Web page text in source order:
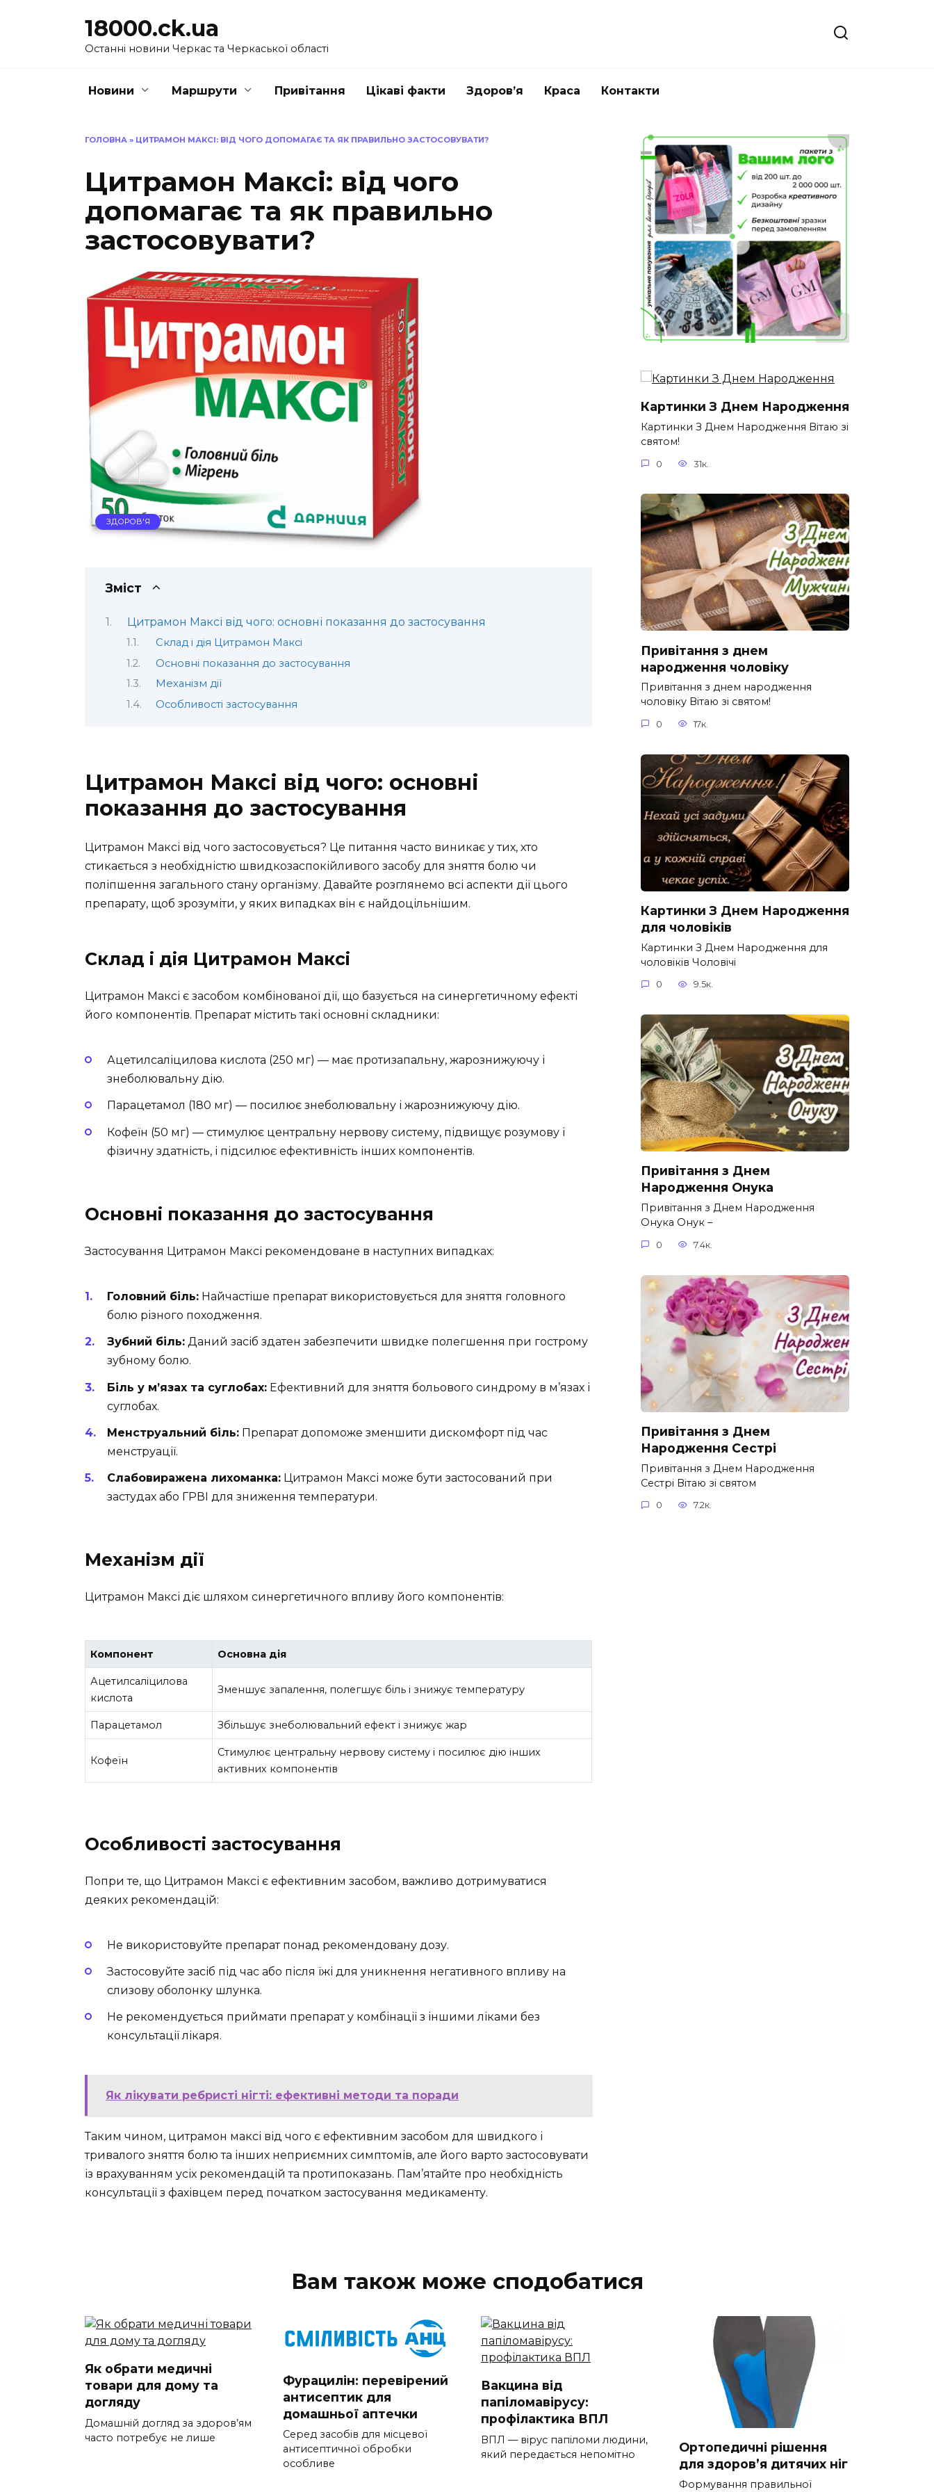
18000.ck.ua
Останні новини Черкас та Черкаської області
Новини Маршрути Привітання Цікаві факти Здоров’я Краса Контакти
ГОЛОВНА » ЦИТРАМОН МАКСІ: ВІД ЧОГО ДОПОМАГАЄ ТА ЯК ПРАВИЛЬНО ЗАСТОСОВУВАТИ?
Цитрамон Максі: від чого
допомагає та як правильно
застосовувати?
ЗДОРОВ'Я
Зміст
Цитрамон Максі від чого: основні показання до застосування
Склад і дія Цитрамон Максі
Основні показання до застосування
Механізм дії
Особливості застосування
Цитрамон Максі від чого: основні
показання до застосування
Цитрамон Максі від чого застосовується? Це питання часто виникає у тих, хто
стикається з необхідністю швидкозаспокійливого засобу для зняття болю чи
поліпшення загального стану організму. Давайте розглянемо всі аспекти дії цього
препарату, щоб зрозуміти, у яких випадках він є найдоцільнішим.
Склад і дія Цитрамон Максі
Цитрамон Максі є засобом комбінованої дії, що базується на синергетичному ефекті
його компонентів. Препарат містить такі основні складники:
Ацетилсаліцилова кислота (250 мг) — має протизапальну, жарознижуючу і
знеболювальну дію.
Парацетамол (180 мг) — посилює знеболювальну і жарознижуючу дію.
Кофеїн (50 мг) — стимулює центральну нервову систему, підвищує розумову і
фізичну здатність, і підсилює ефективність інших компонентів.
Основні показання до застосування
Застосування Цитрамон Максі рекомендоване в наступних випадках:
Головний біль: Найчастіше препарат використовується для зняття головного
болю різного походження.
Зубний біль: Даний засіб здатен забезпечити швидке полегшення при гострому
зубному болю.
Біль у м’язах та суглобах: Ефективний для зняття больового синдрому в м’язах і
суглобах.
Менструальний біль: Препарат допоможе зменшити дискомфорт під час
менструації.
Слабовиражена лихоманка: Цитрамон Максі може бути застосований при
застудах або ГРВІ для зниження температури.
Механізм дії
Цитрамон Максі діє шляхом синергетичного впливу його компонентів:
Компонент Основна дія
Ацетилсаліцилова
кислота
Зменшує запалення, полегшує біль і знижує температуру
Парацетамол Збільшує знеболювальний ефект і знижує жар
Кофеїн
Стимулює центральну нервову систему і посилює дію інших
активних компонентів
Особливості застосування
Попри те, що Цитрамон Максі є ефективним засобом, важливо дотримуватися
деяких рекомендацій:
Не використовуйте препарат понад рекомендовану дозу.
Застосовуйте засіб під час або після їжі для уникнення негативного впливу на
слизову оболонку шлунка.
Не рекомендується приймати препарат у комбінації з іншими ліками без
консультації лікаря.
Як лікувати ребристі нігті: ефективні методи та поради
Таким чином, цитрамон максі від чого є ефективним засобом для швидкого і
тривалого зняття болю та інших неприємних симптомів, але його варто застосовувати
із врахуванням усіх рекомендацій та протипоказань. Пам’ятайте про необхідність
консультації з фахівцем перед початком застосування медикаменту.
Картинки З Днем Народження
Картинки З Днем Народження Вітаю зі
святом!
0 31к.
Привітання з днем
народження чоловіку
Привітання з днем народження
чоловіку Вітаю зі святом!
0 17к.
Картинки З Днем Народження
для чоловіків​
Картинки З Днем Народження для
чоловіків​ Чоловічі
0 9.5к.
Привітання з Днем
Народження Онука
Привітання з Днем Народження
Онука Онук –
0 7.4к.
Привітання з Днем
Народження Сестрі
Привітання з Днем Народження
Сестрі Вітаю зі святом
0 7.2к.
Вам також може сподобатися
Як обрати медичні
товари для дому та
догляду
Домашній догляд за здоров’ям
часто потребує не лише
Фурацилін: перевірений
антисептик для
домашньої аптечки
Серед засобів для місцевої
антисептичної обробки
особливе
Вакцина від
папіломавірусу:
профілактика ВПЛ
ВПЛ — вірус папіломи людини,
який передається непомітно
Ортопедичні рішення
для здоров’я дитячих ніг
Формування правильної